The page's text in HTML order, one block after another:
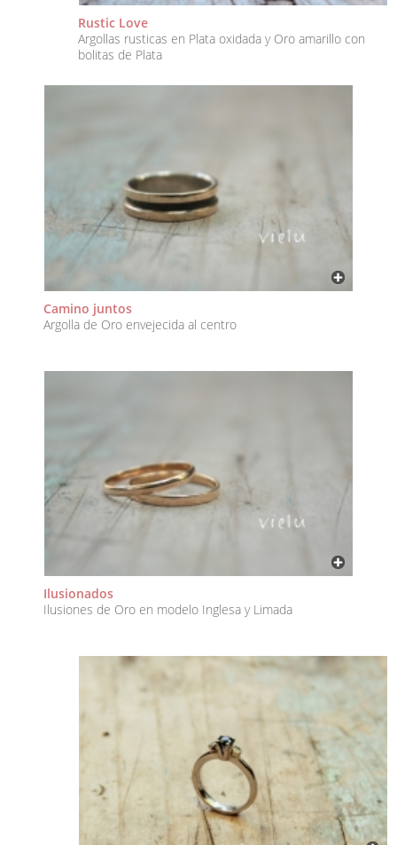
Rustic Love
Argollas rusticas en Plata oxidada y Oro amarillo con
bolitas de Plata
Camino juntos
Argolla de Oro envejecida al centro
Ilusionados
Ilusiones de Oro en modelo Inglesa y Limada